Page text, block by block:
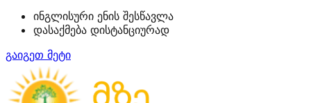
ინგლისური ენის შესწავლა
დასაქმება დისტანციურად
გაიგეთ მეტი